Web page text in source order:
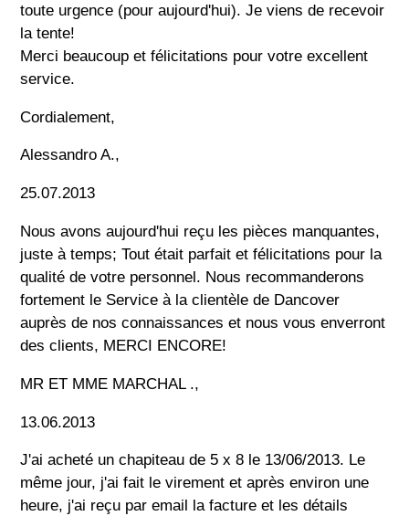
toute urgence (pour aujourd'hui). Je viens de recevoir
la tente!
Merci beaucoup et félicitations pour votre excellent
service.
Cordialement,
Alessandro A.,
25.07.2013
Nous avons aujourd'hui reçu les pièces manquantes,
juste à temps; Tout était parfait et félicitations pour la
qualité de votre personnel. Nous recommanderons
fortement le Service à la clientèle de Dancover
auprès de nos connaissances et nous vous enverront
des clients, MERCI ENCORE!
MR ET MME MARCHAL .,
13.06.2013
J'ai acheté un chapiteau de 5 x 8 le 13/06/2013. Le
même jour, j'ai fait le virement et après environ une
heure, j'ai reçu par email la facture et les détails